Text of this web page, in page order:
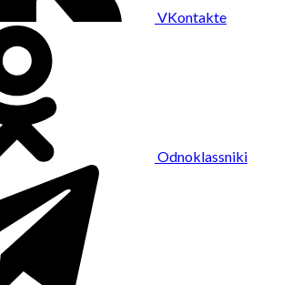
VKontakte
Odnoklassniki